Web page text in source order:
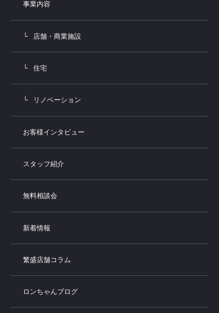
事業内容
店舗・商業施設
住宅
リノベーション
お客様インタビュー
スタッフ紹介
無料相談会
新着情報
繁盛店舗コラム
ロンちゃんブログ